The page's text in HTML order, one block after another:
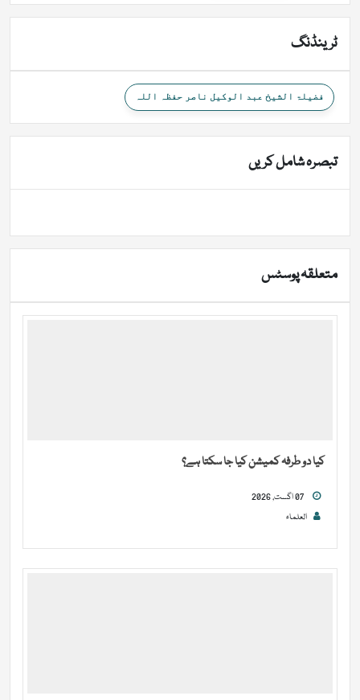
ٹرینڈنگ
فضیلۃ الشیخ عبد الوکیل ناصر حفظہ اللہ
تبصرہ شامل کریں
متعلقہ پوسٹس
کیا دو طرفہ کمیشن کیا جا سکتا ہے؟
العلماء